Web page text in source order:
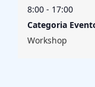
8:00 - 17:00
Categoria
Workshop